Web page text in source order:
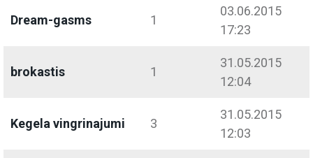
Dream-gasms 1
03.06.2015
17:23
brokastis 1
31.05.2015
12:04
Kegela vingrinajumi 3
31.05.2015
12:03